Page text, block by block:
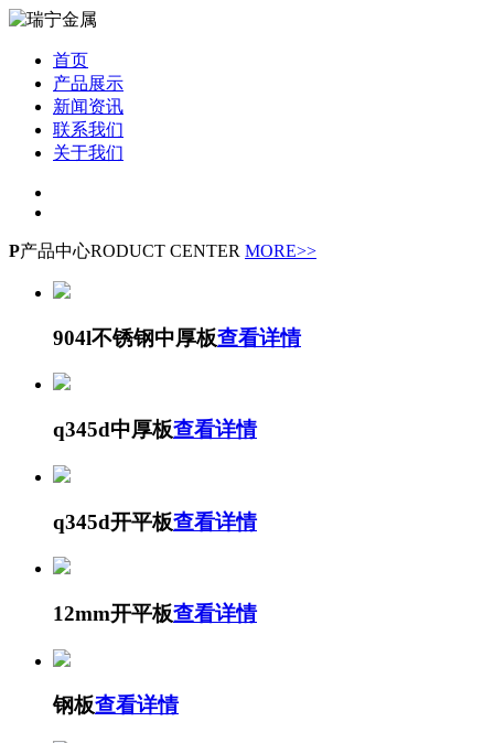
首页
产品展示
新闻资讯
联系我们
关于我们
P产品中心RODUCT CENTER MORE>>
904l不锈钢中厚板查看详情
q345d中厚板查看详情
q345d开平板查看详情
12mm开平板查看详情
钢板查看详情